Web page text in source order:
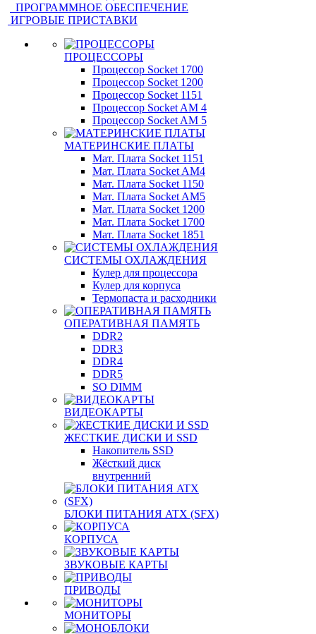
ПРОГРАММНОЕ ОБЕСПЕЧЕНИЕ
ИГРОВЫЕ ПРИСТАВКИ
ПРОЦЕССОРЫ
Процессор Socket 1700
Процессор Socket 1200
Процессор Socket 1151
Процессор Socket AM 4
Процессор Socket AM 5
МАТЕРИНСКИЕ ПЛАТЫ
Мат. Плата Socket 1151
Мат. Плата Socket AM4
Мат. Плата Socket 1150
Мат. Плата Socket AM5
Мат. Плата Socket 1200
Мат. Плата Socket 1700
Мат. Плата Socket 1851
СИСТЕМЫ ОХЛАЖДЕНИЯ
Кулер для процессора
Кулер для корпуса
Термопаста и расходники
ОПЕРАТИВНАЯ ПАМЯТЬ
DDR2
DDR3
DDR4
DDR5
SO DIMM
ВИДЕОКАРТЫ
ЖЕСТКИЕ ДИСКИ И SSD
Накопитель SSD
Жёсткий диск
внутренний
БЛОКИ ПИТАНИЯ ATX (SFX)
КОРПУСА
ЗВУКОВЫЕ КАРТЫ
ПРИВОДЫ
МОНИТОРЫ